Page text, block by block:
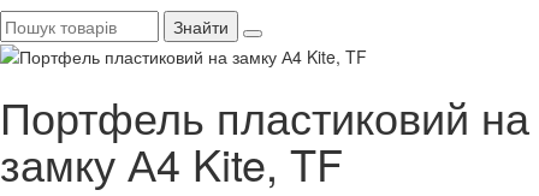
Знайти
Портфель пластиковий на
замку А4 Kite, TF